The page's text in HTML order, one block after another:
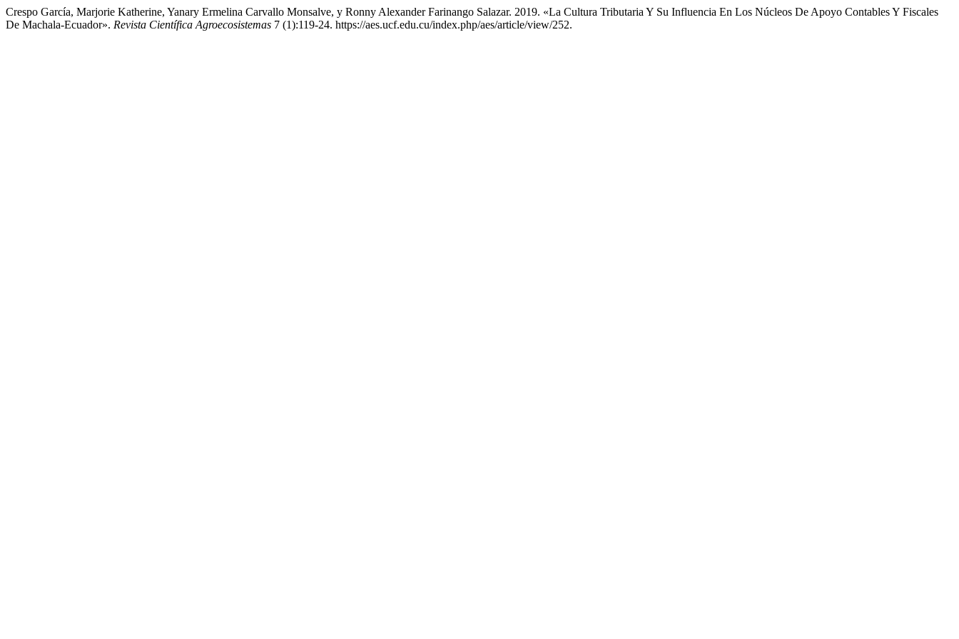
Crespo García, Marjorie Katherine, Yanary Ermelina Carvallo Monsalve, y Ronny Alexander Farinango Salazar. 2019. «La Cultura Tributaria Y Su Influencia En Los Núcleos De Apoyo Contables Y Fiscales
De Machala-Ecuador». Revista Científica Agroecosistemas 7 (1):119-24. https://aes.ucf.edu.cu/index.php/aes/article/view/252.